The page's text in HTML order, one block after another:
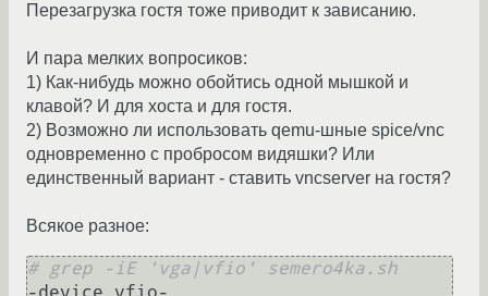
Перезагрузка гостя тоже приводит к зависанию.
И пара мелких вопросиков:
1) Как-нибудь можно обойтись одной мышкой и
клавой? И для хоста и для гостя.
2) Возможно ли использовать qemu-шные spice/vnc
одновременно с пробросом видяшки? Или
единственный вариант - ставить vncserver на гостя?
Всякое разное:
# grep -iE 'vga|vfio' semero4ka.sh